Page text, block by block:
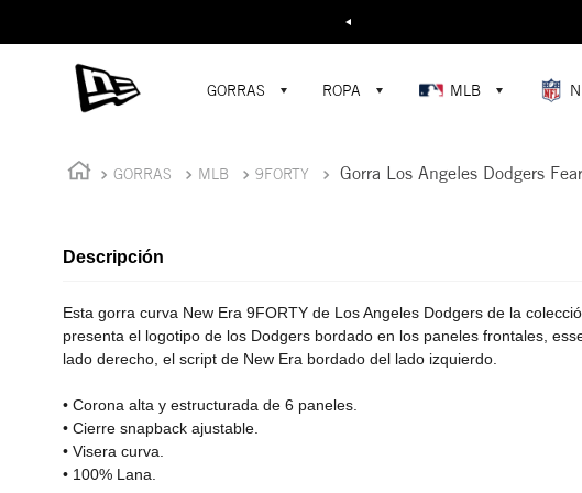
Buscar... ¡Descubre
GORRAS ROPA MLB
GORRAS MLB 9FORTY Gorra Los Angeles Dodgers
Descripción
Esta gorra curva New Era 9FORTY de Los Angeles Dodgers de la
presenta el logotipo de los Dodgers bordado en los paneles frontales,
lado derecho, el script de New Era bordado del lado izquierdo.
• Corona alta y estructurada de 6 paneles.
• Cierre snapback ajustable.
• Visera curva.
• 100% Lana.